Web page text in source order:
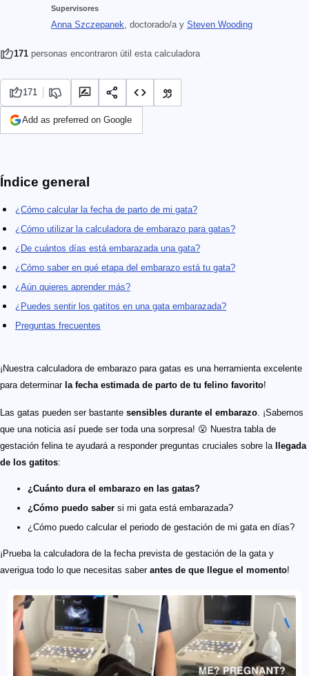
Supervisores
Anna Szczepanek, doctorado/ay Steven Wooding
171 personas encontraron útil esta calculadora
171
Add as preferred on Google
Índice general
¿Cómo calcular la fecha de parto de mi gata?
¿Cómo utilizar la calculadora de embarazo para gatas?
¿De cuántos días está embarazada una gata?
¿Cómo saber en qué etapa del embarazo está tu gata?
¿Aún quieres aprender más?
¿Puedes sentir los gatitos en una gata embarazada?
Preguntas frecuentes
¡Nuestra calculadora de embarazo para gatas es una herramienta excelente
para determinar la fecha estimada de parto de tu felino favorito!
Las gatas pueden ser bastante sensibles durante el embarazo. ¡Sabemos
que una noticia así puede ser toda una sorpresa! 😮 Nuestra tabla de
gestación felina te ayudará a responder preguntas cruciales sobre la
llegada
de los gatitos:
¿Cuánto dura el embarazo en las gatas?
¿Cómo puedo saber si mi gata está embarazada?
¿Cómo puedo calcular el periodo de gestación de mi gata en días?
¡Prueba la calculadora de la fecha prevista de gestación de la gata y
averigua todo lo que necesitas saber antes de que llegue el momento!